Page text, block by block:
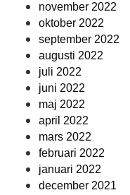
november 2022
oktober 2022
september 2022
augusti 2022
juli 2022
juni 2022
maj 2022
april 2022
mars 2022
februari 2022
januari 2022
december 2021